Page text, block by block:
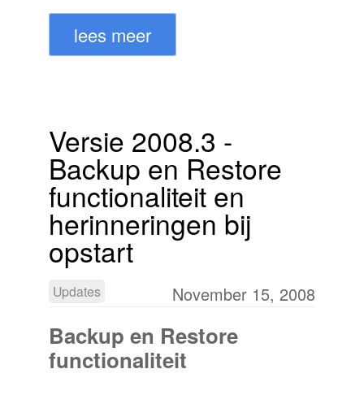
lees meer
Versie 2008.3 -
Backup en Restore
functionaliteit en
herinneringen bij
opstart
Updates November 15, 2008
Backup en Restore
functionaliteit